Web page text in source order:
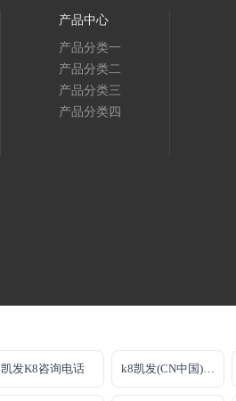
产品中心
产品分类一
产品分类二
产品分类三
产品分类四
凯发K8咨询电话 k8凯发(CN中国)天生赢家·一触即发